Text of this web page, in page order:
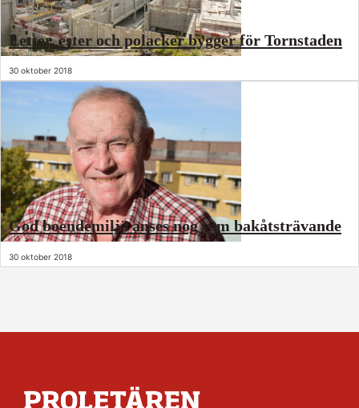
Letter, ester och polacker bygger för Tornstaden
30 oktober 2018
God boendemiljö anses nog som bakåtsträvande
30 oktober 2018